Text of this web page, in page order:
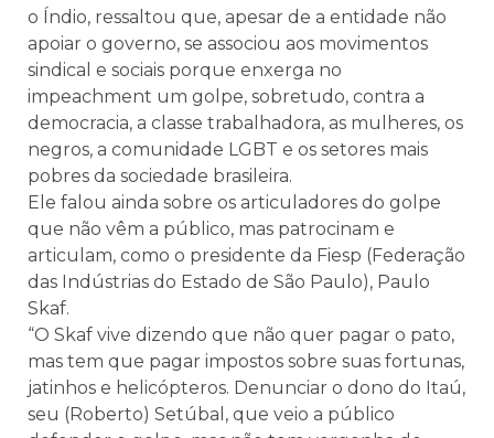
o Índio, ressaltou que, apesar de a entidade não
apoiar o governo, se associou aos movimentos
sindical e sociais porque enxerga no
impeachment um golpe, sobretudo, contra a
democracia, a classe trabalhadora, as mulheres, os
negros, a comunidade LGBT e os setores mais
pobres da sociedade brasileira.
Ele falou ainda sobre os articuladores do golpe
que não vêm a público, mas patrocinam e
articulam, como o presidente da Fiesp (Federação
das Indústrias do Estado de São Paulo), Paulo
Skaf.
“O Skaf vive dizendo que não quer pagar o pato,
mas tem que pagar impostos sobre suas fortunas,
jatinhos e helicópteros. Denunciar o dono do Itaú,
seu (Roberto) Setúbal, que veio a público